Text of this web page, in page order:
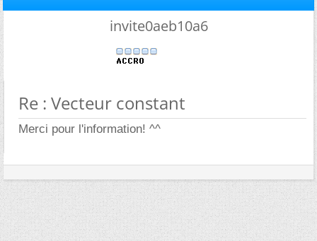
invite0aeb10a6
Re : Vecteur constant
Merci pour l'information! ^^